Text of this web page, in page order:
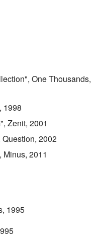
One Thousands,
1998
Zenit, 2001
2002
2011
1995